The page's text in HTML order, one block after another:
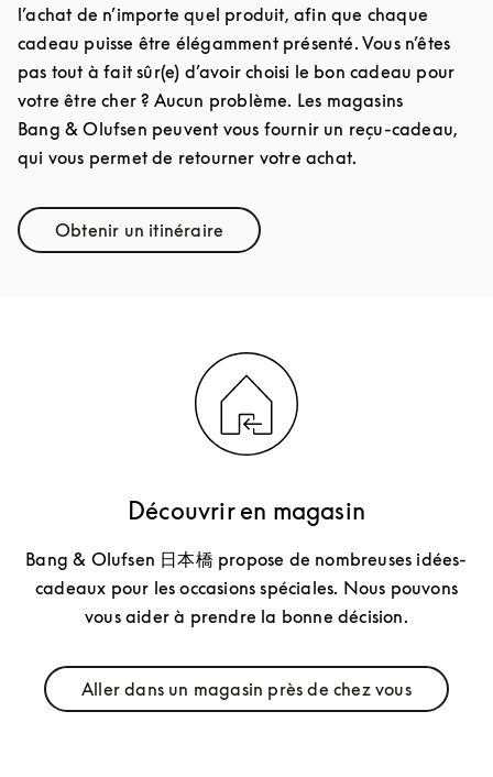
l’achat de n’importe quel produit, afin que chaque
cadeau puisse être élégamment présenté. Vous n’êtes
pas tout à fait sûr(e) d’avoir choisi le bon cadeau pour
votre être cher ? Aucun problème. Les magasins
Bang & Olufsen peuvent vous fournir un reçu-cadeau,
qui vous permet de retourner votre achat.
Obtenir un itinéraireLink Opens in New Tab
Découvrir en magasin
Bang & Olufsen 日本橋 propose de nombreuses idées-
cadeaux pour les occasions spéciales. Nous pouvons
vous aider à prendre la bonne décision.
Aller dans un magasin près de chez vous
Link Opens in New Tab